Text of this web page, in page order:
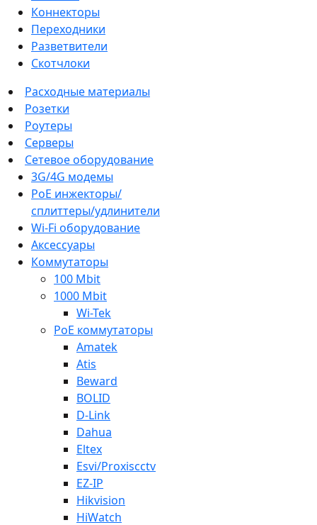
Коннекторы
Переходники
Разветвители
Скотчлоки
Расходные материалы
Розетки
Роутеры
Серверы
Сетевое оборудование
3G/4G модемы
PoE инжекторы/
сплиттеры/удлинители
Wi-Fi оборудование
Аксессуары
Коммутаторы
100 Mbit
1000 Mbit
Wi-Tek
PoE коммутаторы
Amatek
Atis
Beward
BOLID
D-Link
Dahua
Eltex
Esvi/Proxiscctv
EZ-IP
Hikvision
HiWatch